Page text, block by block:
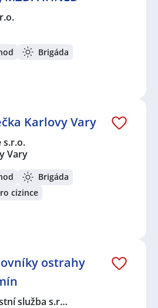
Brigáda
Karlovy Vary
s.r.o.
Vary
Brigáda
cizince
ostrahy
služba s.r…